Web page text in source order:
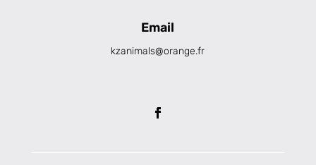
Email
kzanimals@orange.fr